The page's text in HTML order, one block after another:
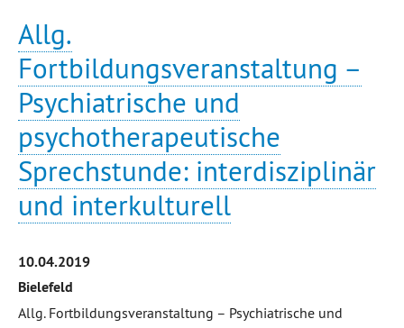
Allg.
Fortbildungsveranstaltung –
Psychiatrische und
psychotherapeutische
Sprechstunde: interdisziplinär
und interkulturell
10.04.2019
Bielefeld
Allg. Fortbildungsveranstaltung – Psychiatrische und